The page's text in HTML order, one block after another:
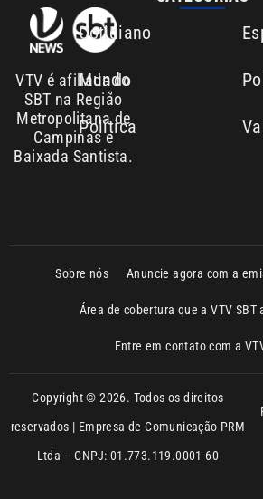
VTV é afiliada do
SBT na Região
Metropolitana de
Campinas e
Baixada Santista.
Mundo
Política
Anuncie agora com a
Copyright © 2026. Todos os direitos